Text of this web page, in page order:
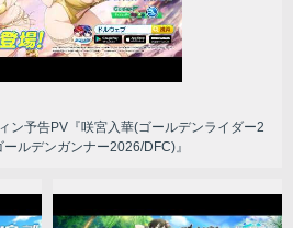
予告PV『咲宮入華(ゴールデンライダー2
ルデンガンナー2026/DFC)』